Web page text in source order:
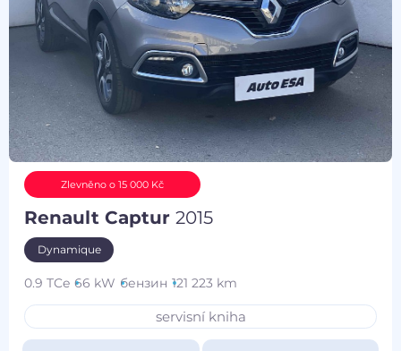
Zlevněno o 15 000 Kč
Renault Captur2015
Dynamique
0.9 TCe 66 kW бензин 121 223 km
servisní kniha